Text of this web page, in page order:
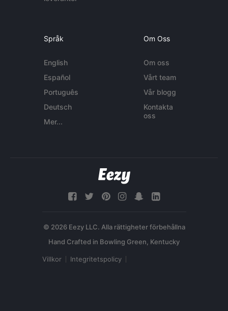
Språk
English
Español
Português
Deutsch
Mer...
Om Oss
Om oss
Vårt team
Vår blogg
Kontakta
oss
© 2026 Eezy LLC. Alla rättigheter förbehållna
Villkor Integritetspolicy